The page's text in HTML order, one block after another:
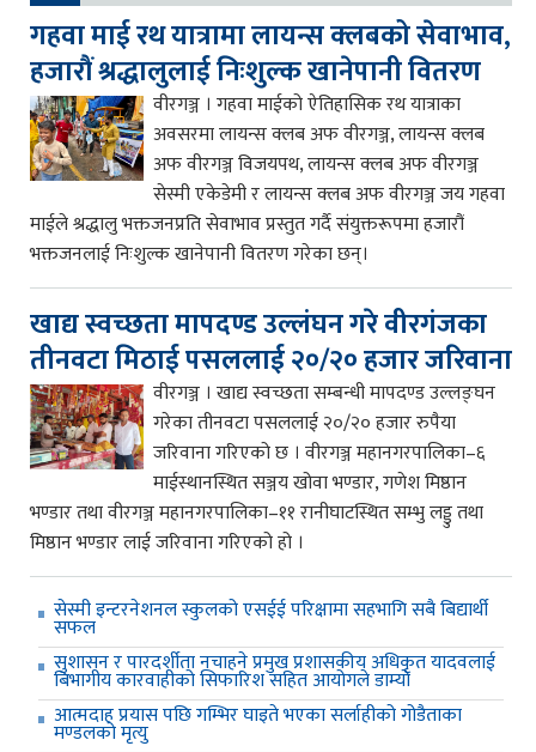
गहवा माई रथ यात्रामा लायन्स क्लबको सेवाभाव,
हजारौं श्रद्धालुलाई निःशुल्क खानेपानी वितरण
वीरगञ्ज । गहवा माईको ऐतिहासिक रथ यात्राका
अवसरमा लायन्स क्लब अफ वीरगञ्ज, लायन्स क्लब
अफ वीरगञ्ज विजयपथ, लायन्स क्लब अफ वीरगञ्ज
सेस्मी एकेडेमी र लायन्स क्लब अफ वीरगञ्ज जय गहवा
माईले श्रद्धालु भक्तजनप्रति सेवाभाव प्रस्तुत गर्दै संयुक्तरूपमा हजारौं
भक्तजनलाई निःशुल्क खानेपानी वितरण गरेका छन्।
खाद्य स्वच्छता मापदण्ड उल्लंघन गरे वीरगंजका
तीनवटा मिठाई पसललाई २०/२० हजार जरिवाना
वीरगञ्ज । खाद्य स्वच्छता सम्बन्धी मापदण्ड उल्लङ्घन
गरेका तीनवटा पसललाई २०/२० हजार रुपैया
जरिवाना गरिएको छ । वीरगञ्ज महानगरपालिका–६
माईस्थानस्थित सञ्जय खोवा भण्डार, गणेश मिष्ठान
भण्डार तथा वीरगञ्ज महानगरपालिका–११ रानीघाटस्थित सम्भु लड्डु तथा
मिष्ठान भण्डार लाई जरिवाना गरिएको हो ।
सेस्मी इन्टरनेशनल स्कुलको एसईई परिक्षामा सहभागि सबै बिद्यार्थी
सफल
सुशासन र पारदर्शीता नचाहने प्रमुख प्रशासकीय अधिकृत यादवलाई
बिभागीय कारवाहीको सिफारिश सहित आयोगले डाम्यो
आत्मदाह प्रयास पछि गम्भिर घाइते भएका सर्लाहीको गोडैताका
मण्डलको मृत्यु